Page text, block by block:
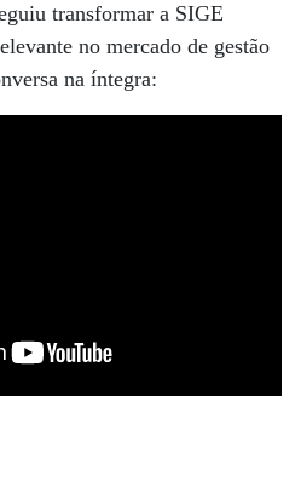
transformar a SIGE
no mercado de gestão
na íntegra: